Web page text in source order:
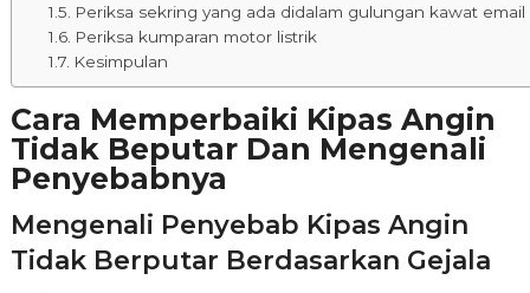
Periksa sekring yang ada didalam gulungan kawat email
Periksa kumparan motor listrik
Kesimpulan
Cara Memperbaiki Kipas Angin
Tidak Beputar Dan Mengenali
Penyebabnya
Mengenali Penyebab Kipas Angin
Tidak Berputar Berdasarkan Gejala